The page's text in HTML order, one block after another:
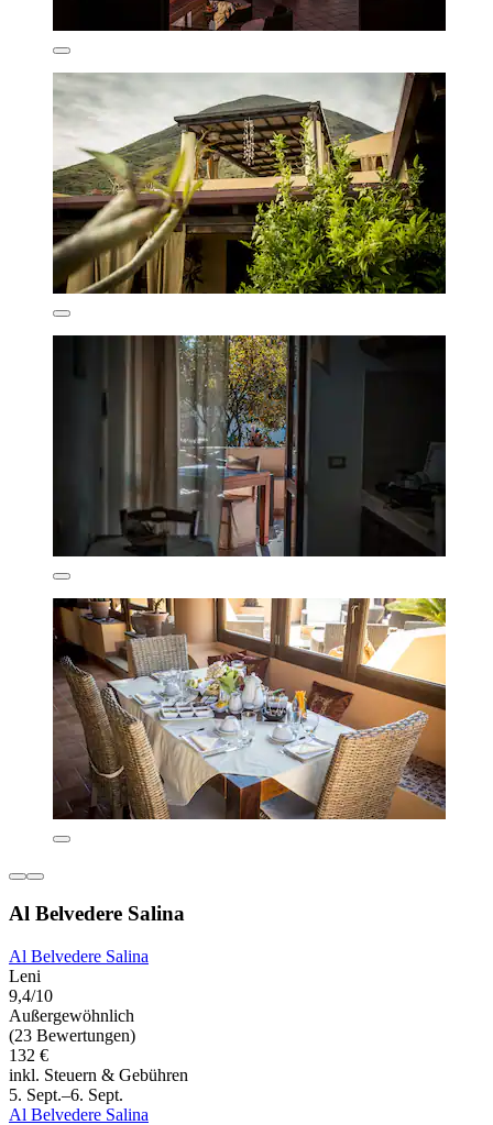
Al Belvedere Salina
Al Belvedere Salina
Leni
9,4/10
Außergewöhnlich
(23 Bewertungen)
132 €
inkl. Steuern & Gebühren
5. Sept.–6. Sept.
Al Belvedere Salina